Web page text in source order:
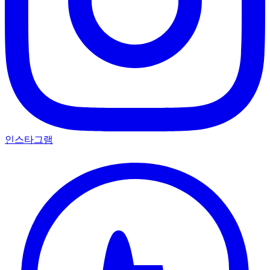
인스타그램